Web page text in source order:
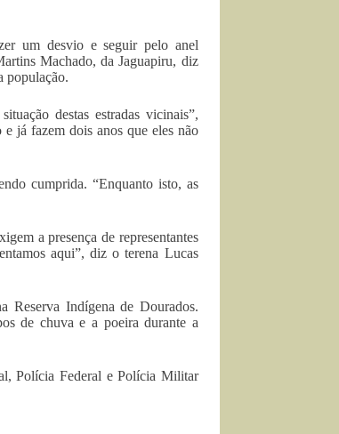
um desvio e seguir pelo anel
Machado, da Jaguapiru, diz
população.
destas estradas vicinais”,
já fazem dois anos que eles não
cumprida. “Enquanto isto, as
a presença de representantes
aqui”, diz o terena Lucas
Reserva Indígena de Dourados.
de chuva e a poeira durante a
Polícia Federal e Polícia Militar